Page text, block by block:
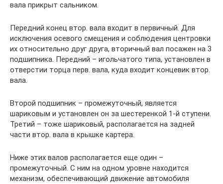
вала прикрыт сальником.
Передний конец втор. вала входит в первичный. Для
исключения осевого смещения и соблюдения центровки
их относительно друг друга, вторичный вал посажен на 3
подшипника. Передний – игольчатого типа, установлен в
отверстии торца перв. вала, куда входит концевик втор.
вала.
Второй подшипник – промежуточный, является
шариковым и установлен он за шестеренкой 1-й ступени.
Третий – тоже шариковый, располагается на задней
части втор. вала в крышке картера.
Ниже этих валов располагается еще один –
промежуточный. С ним на одном уровне находится
механизм, обеспечивающий движение автомобиля